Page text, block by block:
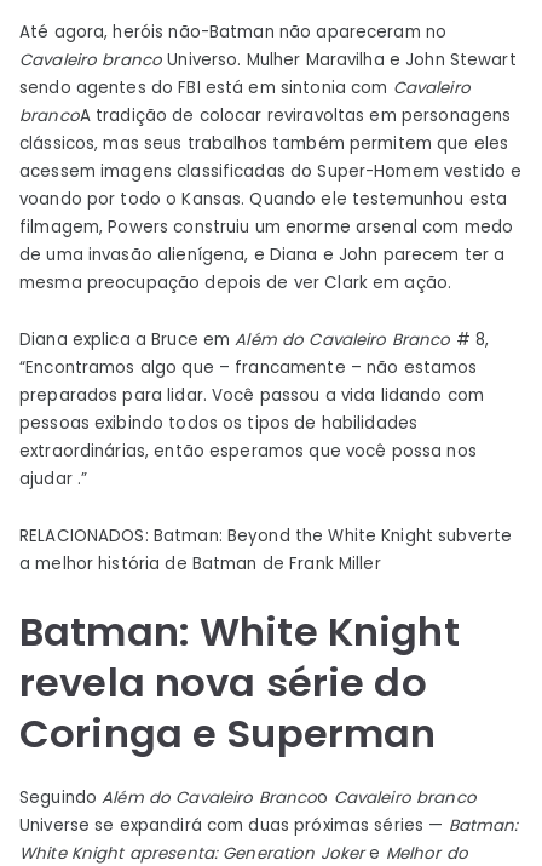
Até agora, heróis não-Batman não apareceram no
Cavaleiro brancoUniverso. Mulher Maravilha e John Stewart
sendo agentes do FBI está em sintonia com Cavaleiro
brancoA tradição de colocar reviravoltas em personagens
clássicos, mas seus trabalhos também permitem que eles
acessem imagens classificadas do Super-Homem vestido e
voando por todo o Kansas. Quando ele testemunhou esta
filmagem, Powers construiu um enorme arsenal com medo
de uma invasão alienígena, e Diana e John parecem ter a
mesma preocupação depois de ver Clark em ação.
Diana explica a Bruce emAlém do Cavaleiro Branco # 8,
“Encontramos algo que – francamente – não estamos
preparados para lidar. Você passou a vida lidando com
pessoas exibindo todos os tipos de habilidades
extraordinárias, então esperamos que você possa nos
ajudar .”
RELACIONADOS: Batman: Beyond the White Knight subverte
a melhor história de Batman de Frank Miller
Batman: White Knight
revela nova série do
Coringa e Superman
SeguindoAlém do Cavaleiro Brancoo Cavaleiro branco
Universe se expandirá com duas próximas séries — Batman:
White Knight apresenta: Generation Jokere Melhor do